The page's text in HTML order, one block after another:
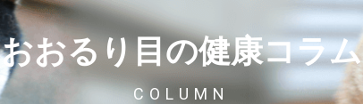
おおるり目の健康コラム
COLUMN